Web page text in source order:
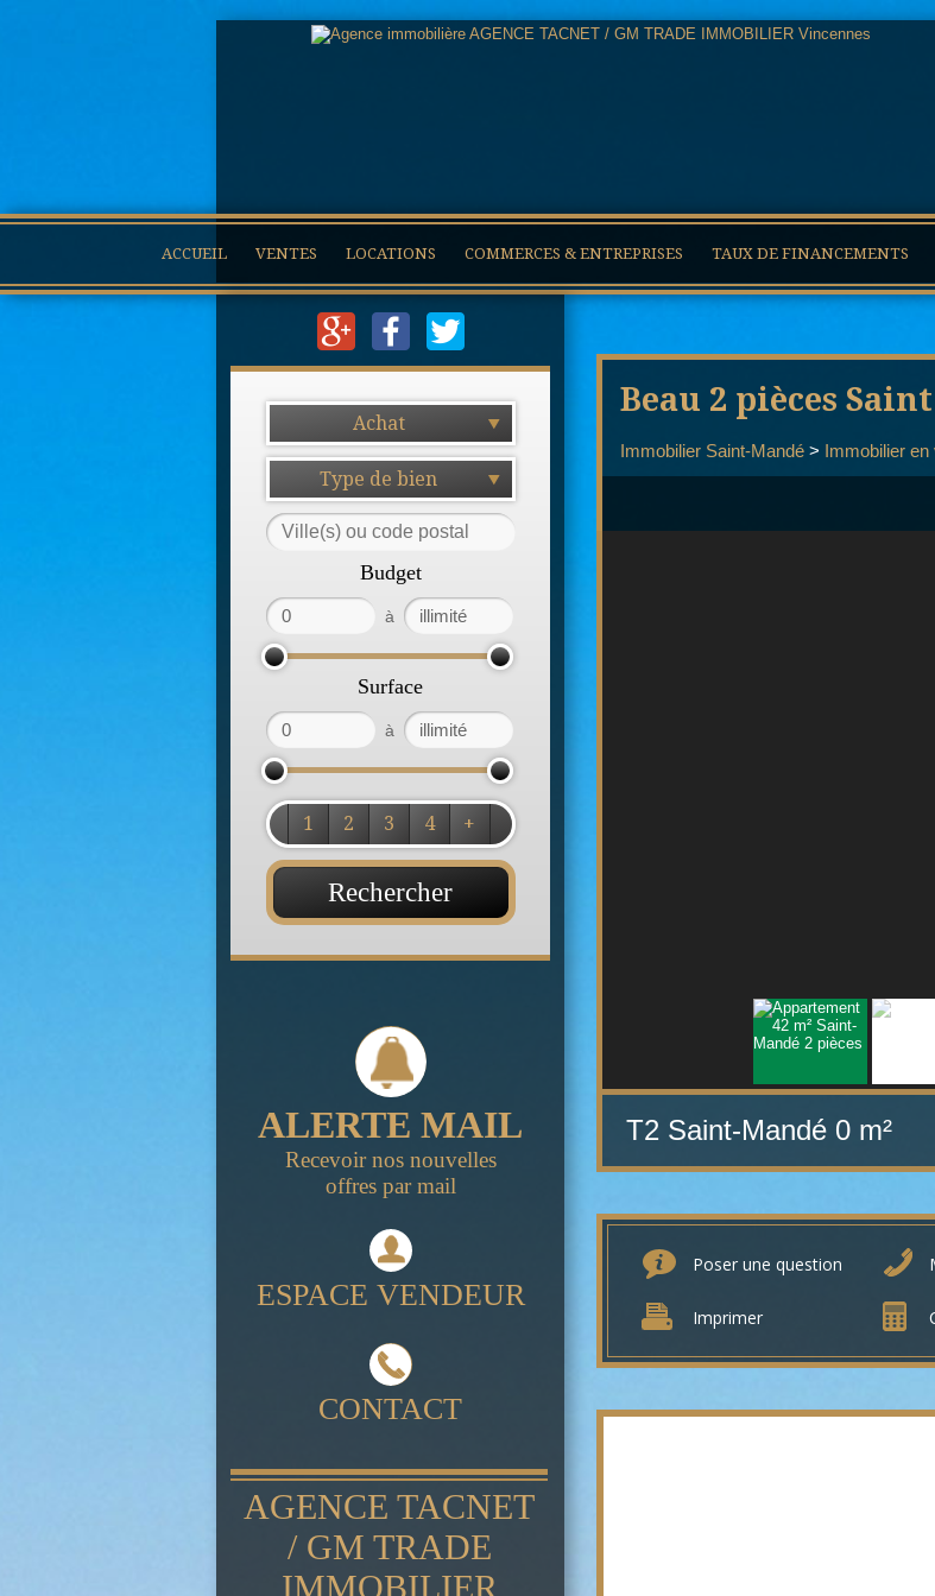
ACCUEIL VENTES LOCATIONS COMMERCES & ENTREPRISES TAUX DE FINANCEMENTS
Achat
Type de bien
Budget
à
Surface
à
1 2 3 4 +
ALERTE MAIL
Recevoir nos nouvelles
offres par mail
ESPACE VENDEUR
CONTACT
AGENCE TACNET
/ GM TRADE
IMMOBILIER
Beau 2 pièces
Immobilier Saint-Mandé > Immobilier
T2 Saint-Mandé 0 m²
Poser une question
Imprimer